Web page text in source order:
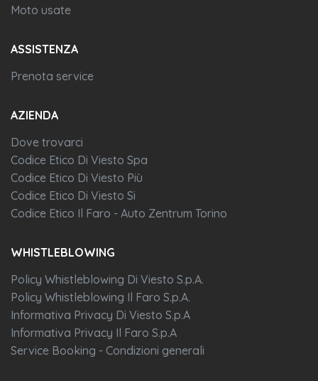
Moto usate
ASSISTENZA
Prenota service
AZIENDA
Dove trovarci
Codice Etico Di Viesto Spa
Codice Etico Di Viesto Più
Codice Etico Di Viesto Si
Codice Etico Il Faro - Auto Zentrum Torino
WHISTLEBLOWING
Policy Whistleblowing Di Viesto S.p.A.
Policy Whistleblowing Il Faro S.p.A.
Informativa Privacy Di Viesto S.p.A
Informativa Privacy Il Faro S.p.A
Service Booking - Condizioni generali